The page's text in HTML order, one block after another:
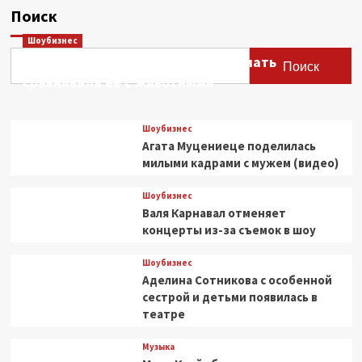
«Садовод»
Поиск
Поиск
Шоубизнес
Этери Тутберидзе заявила, что мать
сравнивала ее с животными
Шоубизнес
Агата Муцениеце поделилась
милыми кадрами с мужем (видео)
Шоубизнес
Валя Карнавал отменяет
концерты из-за съемок в шоу
Шоубизнес
Аделина Сотникова с особенной
сестрой и детьми появилась в
театре
Музыка